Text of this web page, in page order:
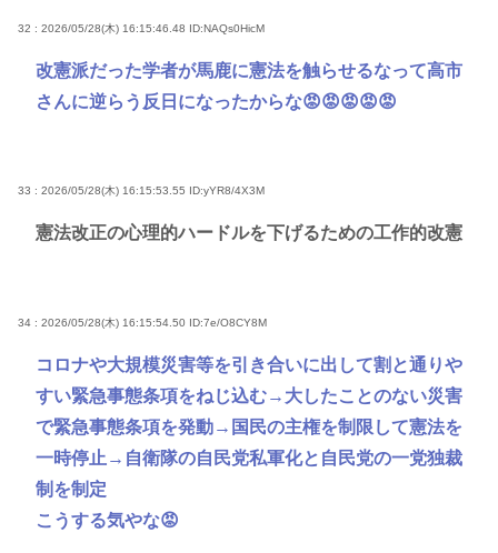
32 : 2026/05/28(木) 16:15:46.48 ID:NAQs0HicM
改憲派だった学者が馬鹿に憲法を触らせるなって高市
さんに逆らう反日になったからな😡😡😡😡😡
33 : 2026/05/28(木) 16:15:53.55 ID:yYR8/4X3M
憲法改正の心理的ハードルを下げるための工作的改憲
34 : 2026/05/28(木) 16:15:54.50 ID:7e/O8CY8M
コロナや大規模災害等を引き合いに出して割と通りや
すい緊急事態条項をねじ込む→大したことのない災害
で緊急事態条項を発動→国民の主権を制限して憲法を
一時停止→自衛隊の自民党私軍化と自民党の一党独裁
制を制定
こうする気やな😡